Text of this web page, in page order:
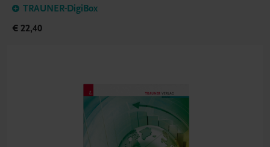
TRAUNER-DigiBox
€ 22,40